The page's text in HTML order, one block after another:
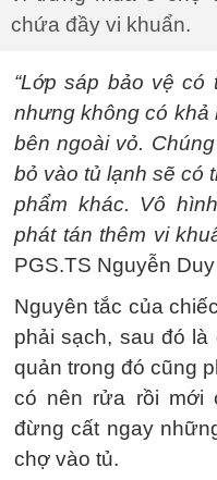
chứa đầy vi khuẩn.
“Lớp sáp bảo vệ có
nhưng không có khả
bên ngoài vỏ.
bỏ vào tủ lạnh sẽ có
phẩm khác. Vô
phát tán thêm vi
PGS.TS Nguyễn
Nguyên tắc của
phải sạch, sau đó
quản trong đó cũng
có nên rửa rồi mới
đừng cất ngay
chợ vào tủ.